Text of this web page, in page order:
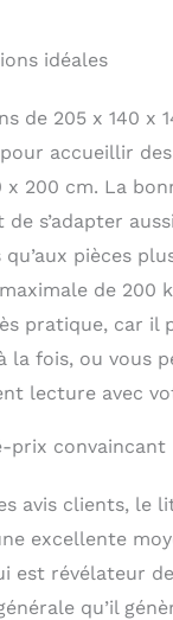
idéales
de 205 x 140 x
accueillir
200 cm. La
de s’adapter
pièces
de 200
pratique, car il
la fois, ou vous
lecture avec
prix convaincant
avis clients, le
excellente
est révélateur
qu’il